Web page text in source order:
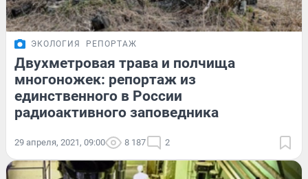
ЭКОЛОГИЯ РЕПОРТАЖ
Двухметровая трава и полчища
многоножек: репортаж из
единственного в России
радиоактивного заповедника
29 апреля, 2021, 09:00 8 187 2